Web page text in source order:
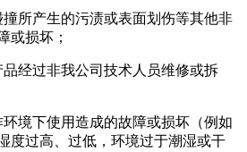
所产生的污渍或表面划伤等其他非
或损坏；
经过非我公司技术人员维修或拆
境下使用造成的故障或损坏（例如
度过高、过低，环境过于潮湿或干